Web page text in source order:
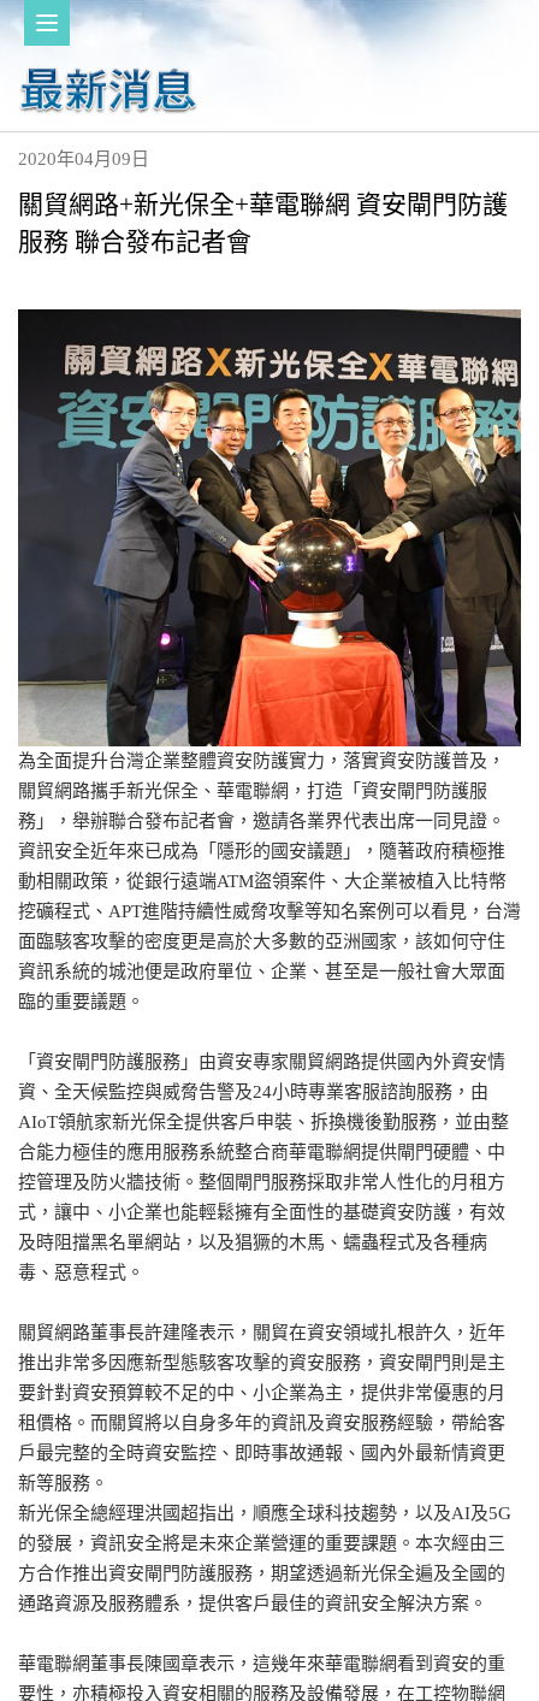
2020年04月09日
關貿網路+新光保全+華電聯網 資安閘門防護
服務 聯合發布記者會
為全面提升台灣企業整體資安防護實力，落實資安防護普及，
關貿網路攜手新光保全、華電聯網，打造「資安閘門防護服
務」，舉辦聯合發布記者會，邀請各業界代表出席一同見證。
資訊安全近年來已成為「隱形的國安議題」，隨著政府積極推
動相關政策，從銀行遠端ATM盜領案件、大企業被植入比特幣
挖礦程式、APT進階持續性威脅攻擊等知名案例可以看見，台灣
面臨駭客攻擊的密度更是高於大多數的亞洲國家，該如何守住
資訊系統的城池便是政府單位、企業、甚至是一般社會大眾面
臨的重要議題。
「資安閘門防護服務」由資安專家關貿網路提供國內外資安情
資、全天候監控與威脅告警及24小時專業客服諮詢服務，由
AIoT領航家新光保全提供客戶申裝、拆換機後勤服務，並由整
合能力極佳的應用服務系統整合商華電聯網提供閘門硬體、中
控管理及防火牆技術。整個閘門服務採取非常人性化的月租方
式，讓中、小企業也能輕鬆擁有全面性的基礎資安防護，有效
及時阻擋黑名單網站，以及猖獗的木馬、蠕蟲程式及各種病
毒、惡意程式。
關貿網路董事長許建隆表示，關貿在資安領域扎根許久，近年
推出非常多因應新型態駭客攻擊的資安服務，資安閘門則是主
要針對資安預算較不足的中、小企業為主，提供非常優惠的月
租價格。而關貿將以自身多年的資訊及資安服務經驗，帶給客
戶最完整的全時資安監控、即時事故通報、國內外最新情資更
新等服務。
新光保全總經理洪國超指出，順應全球科技趨勢，以及AI及5G
的發展，資訊安全將是未來企業營運的重要課題。本次經由三
方合作推出資安閘門防護服務，期望透過新光保全遍及全國的
通路資源及服務體系，提供客戶最佳的資訊安全解決方案。
華電聯網董事長陳國章表示，這幾年來華電聯網看到資安的重
要性，亦積極投入資安相關的服務及設備發展，在工控物聯網